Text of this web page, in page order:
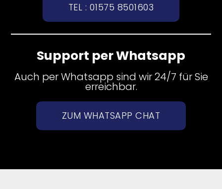
TEL : 01575 8501603
Support per Whatsapp
Auch per Whatsapp sind wir 24/7 für Sie
erreichbar.
ZUM WHATSAPP CHAT